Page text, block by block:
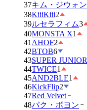
37キム・ジウォン
38KiiiKiii2
39ルセラフィム3
40MONSTA X1
41 AHOF2
42BTOB6
43SUPER JUNIOR
44TWICE1
45AND2BLE1
46KickFlip2
47Red Velvet
48パク・ボヨン